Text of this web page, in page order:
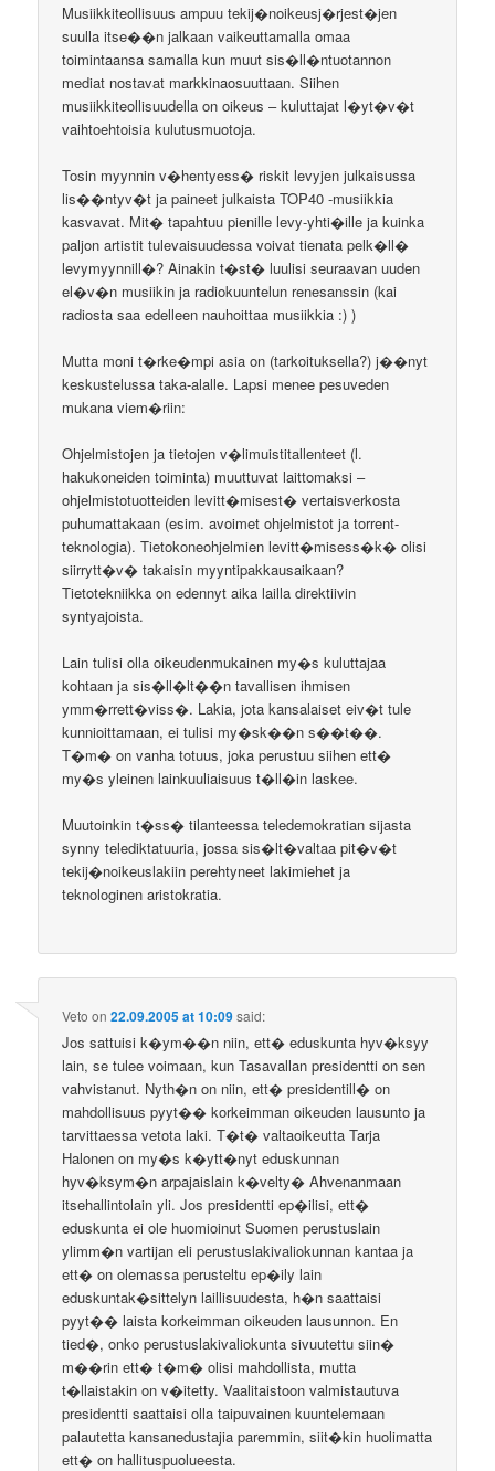
Musiikkiteollisuus ampuu tekij�noikeusj�rjest�jen
suulla itse��n jalkaan vaikeuttamalla omaa
toimintaansa samalla kun muut sis�ll�ntuotannon
mediat nostavat markkinaosuuttaan. Siihen
musiikkiteollisuudella on oikeus – kuluttajat l�yt�v�t
vaihtoehtoisia kulutusmuotoja.
Tosin myynnin v�hentyess� riskit levyjen julkaisussa
lis��ntyv�t ja paineet julkaista TOP40 -musiikkia
kasvavat. Mit� tapahtuu pienille levy-yhti�ille ja kuinka
paljon artistit tulevaisuudessa voivat tienata pelk�ll�
levymyynnill�? Ainakin t�st� luulisi seuraavan uuden
el�v�n musiikin ja radiokuuntelun renesanssin (kai
radiosta saa edelleen nauhoittaa musiikkia :) )
Mutta moni t�rke�mpi asia on (tarkoituksella?) j��nyt
keskustelussa taka-alalle. Lapsi menee pesuveden
mukana viem�riin:
Ohjelmistojen ja tietojen v�limuistitallenteet (l.
hakukoneiden toiminta) muuttuvat laittomaksi –
ohjelmistotuotteiden levitt�misest� vertaisverkosta
puhumattakaan (esim. avoimet ohjelmistot ja torrent-
teknologia). Tietokoneohjelmien levitt�misess�k� olisi
siirrytt�v� takaisin myyntipakkausaikaan?
Tietotekniikka on edennyt aika lailla direktiivin
syntyajoista.
Lain tulisi olla oikeudenmukainen my�s kuluttajaa
kohtaan ja sis�ll�lt��n tavallisen ihmisen
ymm�rrett�viss�. Lakia, jota kansalaiset eiv�t tule
kunnioittamaan, ei tulisi my�sk��n s��t��.
T�m� on vanha totuus, joka perustuu siihen ett�
my�s yleinen lainkuuliaisuus t�ll�in laskee.
Muutoinkin t�ss� tilanteessa teledemokratian sijasta
synny telediktatuuria, jossa sis�lt�valtaa pit�v�t
tekij�noikeuslakiin perehtyneet lakimiehet ja
teknologinen aristokratia.
Veto on22.09.2005 at 10:09said:
Jos sattuisi k�ym��n niin, ett� eduskunta hyv�ksyy
lain, se tulee voimaan, kun Tasavallan presidentti on sen
vahvistanut. Nyth�n on niin, ett� presidentill� on
mahdollisuus pyyt�� korkeimman oikeuden lausunto ja
tarvittaessa vetota laki. T�t� valtaoikeutta Tarja
Halonen on my�s k�ytt�nyt eduskunnan
hyv�ksym�n arpajaislain k�velty� Ahvenanmaan
itsehallintolain yli. Jos presidentti ep�ilisi, ett�
eduskunta ei ole huomioinut Suomen perustuslain
ylimm�n vartijan eli perustuslakivaliokunnan kantaa ja
ett� on olemassa perusteltu ep�ily lain
eduskuntak�sittelyn laillisuudesta, h�n saattaisi
pyyt�� laista korkeimman oikeuden lausunnon. En
tied�, onko perustuslakivaliokunta sivuutettu siin�
m��rin ett� t�m� olisi mahdollista, mutta
t�llaistakin on v�itetty. Vaalitaistoon valmistautuva
presidentti saattaisi olla taipuvainen kuuntelemaan
palautetta kansanedustajia paremmin, siit�kin huolimatta
ett� on hallituspuolueesta.